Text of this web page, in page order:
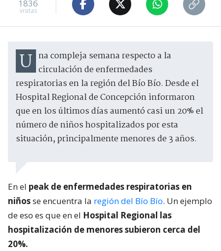
1836
visitas
Una compleja semana respecto a la circulación de enfermedades
respiratorias en la región del Bío Bío. Desde el
Hospital Regional de Concepción informaron
que en los últimos días aumentó casi un 20% el
número de niños hospitalizados por esta
situación, principalmente menores de 3 años.
En el peak de enfermedades respiratorias en
niñosse encuentra la región del Bío Bío. Un ejemplo
de eso es que en el Hospital Regional las
hospitalización de menores subieron cerca del
20%.